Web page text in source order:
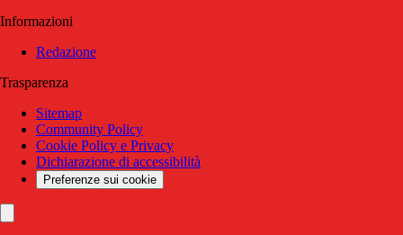
Informazioni
Redazione
Trasparenza
Sitemap
Community Policy
Cookie Policy e Privacy
Dichiarazione di accessibilità
Preferenze sui cookie